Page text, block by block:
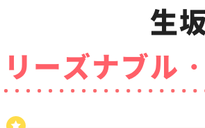
生
リーズナブル